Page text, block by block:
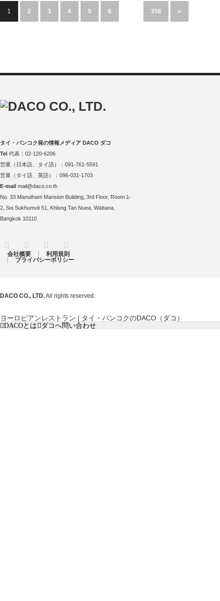
1 2 3 4 5 6 358 »
タイ・バンコク発の情報メディア DACO ダコ
Tel 代表：02-120-6206
営業（日本語、タイ語）：091-761-5591
営業（タイ語、英語）：096-031-1703
E-mail mail@daco.co.th
No. 33 Manutham Mansion Building, 3rd Floor, Room 1-
2, Soi Sukhumvit 51, Khlong Tan Nuea, Wattana,
Bangkok 10110
Twitter FacebookInstagram
会社概要
利用規則
プライバシーポリシー
DACO CO., LTD.All rights reserved.
ヨーロピアンレストラン | タイ・バンコクのDACO（ダコ）
DACOとは ダコへ問い合わせ